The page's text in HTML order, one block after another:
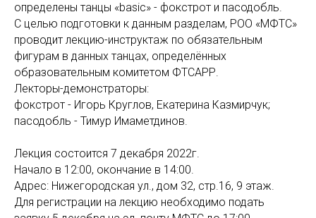
определены танцы «basic» - фокстрот и пасодобль.
С целью подготовки к данным разделам, РОО «МФТС»
проводит лекцию-инструктаж по обязательным
фигурам в данных танцах, определённых
образовательным комитетом ФТСАРР.
Лекторы-демонстраторы:
фокстрот - Игорь Круглов, Екатерина Казмирчук;
пасодобль - Тимур Имаметдинов.
Лекция состоится 7 декабря 2022г.
Начало в 12:00, окончание в 14:00.
Адрес: Нижегородская ул., дом 32, стр.16, 9 этаж.
Для регистрации на лекцию необходимо подать